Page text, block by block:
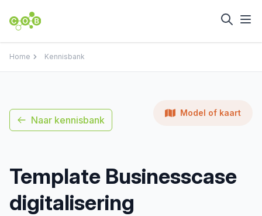
Home Kennisbank
Naar kennisbank
Model of kaart
Template Businesscase
digitalisering